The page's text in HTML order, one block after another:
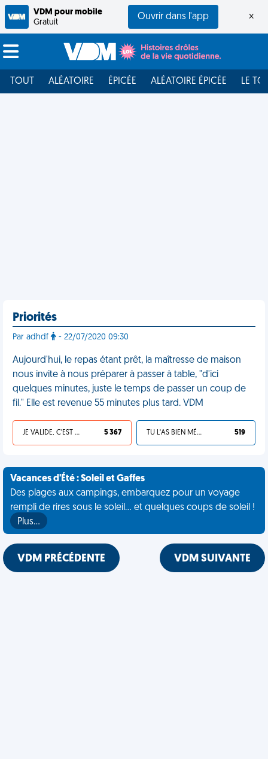
VDM pour mobile
Gratuit
Ouvrir dans l'app ×
TOUT ALÉATOIRE ÉPICÉE ALÉATOIRE ÉPICÉE LE
Priorités
Par adhdf - 22/07/2020 09:30
Aujourd'hui, le repas étant prêt, la maîtresse de maison
nous invite à nous préparer à passer à table, "d'ici
quelques minutes, juste le temps de passer un coup de
fil." Elle est revenue 55 minutes plus tard. VDM
JE VALIDE, C'EST UNE VDM 5 367 TU L'AS BIEN MÉRITÉ 519
Vacances d'Été : Soleil et Gaffes
Des plages aux campings, embarquez pour un voyage
rempli de rires sous le soleil... et quelques coups de soleil !
Plus…
VDM PRÉCÉDENTE VDM SUIVANTE